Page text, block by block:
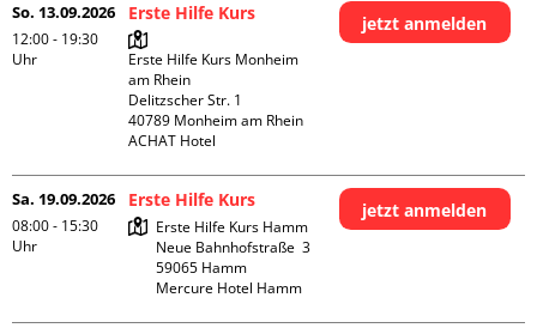
So. 13.09.2026
12:00 - 19:30
Uhr
Erste Hilfe Kurs
Erste Hilfe Kurs Monheim
am Rhein
Delitzscher Str. 1
40789 Monheim am Rhein
ACHAT Hotel
jetzt anmelden
Sa. 19.09.2026
08:00 - 15:30
Uhr
Erste Hilfe Kurs
Erste Hilfe Kurs Hamm
Neue Bahnhofstraße  3
59065 Hamm
Mercure Hotel Hamm
jetzt anmelden